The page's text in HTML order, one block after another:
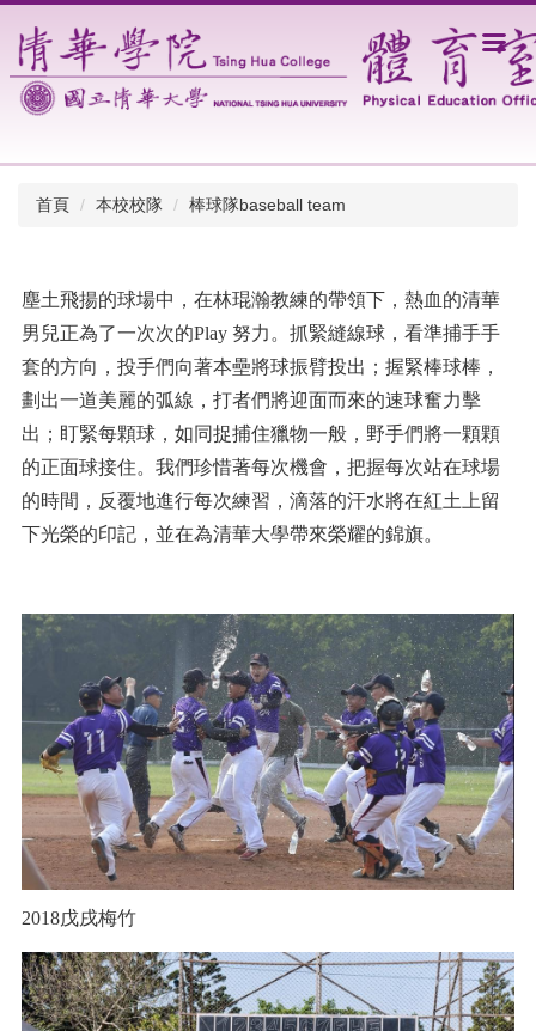
到
主
要
內
區
首頁
本校校隊 棒球隊baseball team
塵土飛揚的球場中，在林琨瀚教練的帶領下，熱血的清華
男兒正為了一次次的Play 努力。抓緊縫線球，看準捕手手
套的方向，投手們向著本壘將球振臂投出；握緊棒球棒，
劃出一道美麗的弧線，打者們將迎面而來的速球奮力擊
出；盯緊每顆球，如同捉捕住獵物一般，野手們將一顆顆
的正面球接住。我們珍惜著每次機會，把握每次站在球場
的時間，反覆地進行每次練習，滴落的汗水將在紅土上留
下光榮的印記，並在為清華大學帶來榮耀的錦旗。
2018戊戌梅竹